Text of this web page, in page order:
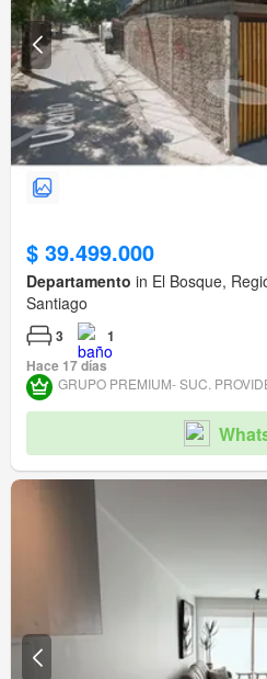
$ 39.499.000
Departamento in El Bosque,
Santiago
3
1
Hace 17 días
GRUPO PREMIUM- SUC.